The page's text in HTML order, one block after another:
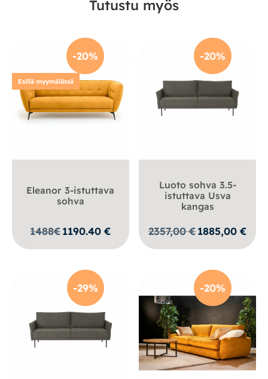
Tutustu myös
-20%
Esillä myymälässä
Eleanor 3-istuttava
sohva
1488€1190.40€
-20%
Luoto sohva 3.5-
istuttava Usva
kangas
2357,00€ Alkuperäinen
oli:
1885,00€
hinta
-29% -20%